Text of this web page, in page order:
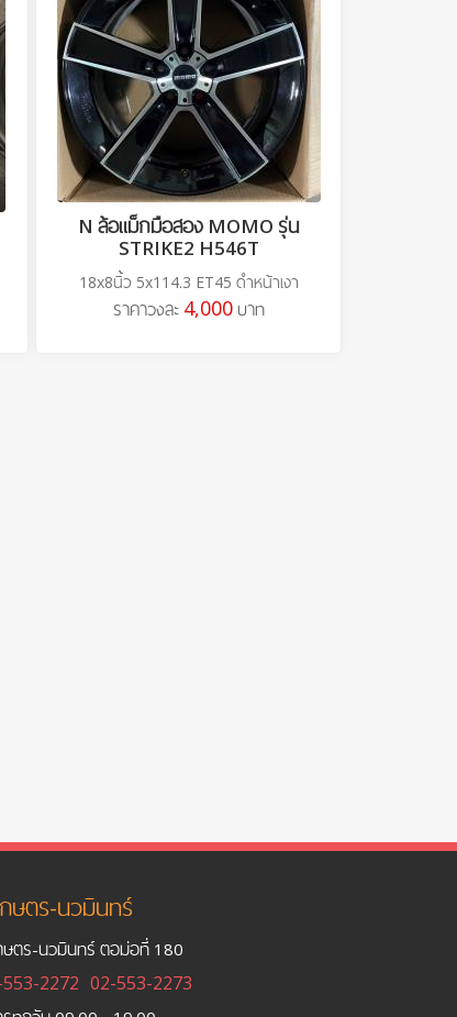
N ล้อแม็กมือสอง MOMO รุ่น
STRIKE2 H546T
18x8นิ้ว 5x114.3 ET45 ดำหน้าเงา
ราคาวงละ 4,000บาท
กษตร-นวมินทร์
ษตร-นวมินทร์ ตอม่อที่ 180
2272 02-553-2273